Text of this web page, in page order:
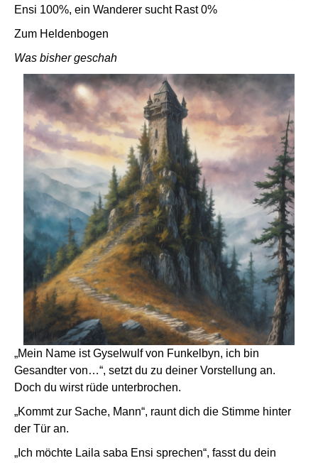
Ensi 100%, ein Wanderer sucht Rast 0%
Zum Heldenbogen
Was bisher geschah
„Mein Name ist Gyselwulf von Funkelbyn, ich bin
Gesandter von…“, setzt du zu deiner Vorstellung an.
Doch du wirst rüde unterbrochen.
„Kommt zur Sache, Mann“, raunt dich die Stimme hinter
der Tür an.
„Ich möchte Laila saba Ensi sprechen“, fasst du dein